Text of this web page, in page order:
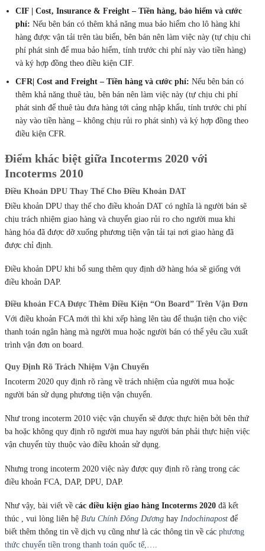
CIF | Cost, Insurance & Freight – Tiền hàng, bảo hiểm và cước
phí: Nếu bên bán có thêm khả năng mua bảo hiểm cho lô hàng khi
hàng được vận tải trên tàu biển, bên bán nên làm việc này (tự chịu chi
phí phát sinh để mua bảo hiểm, tính trước chi phí này vào tiền hàng)
và ký hợp đồng theo điều kiện CIF.
CFR| Cost and Freight – Tiền hàng và cước phí: Nếu bên bán có
thêm khả năng thuê tàu, bên bán nên làm việc này (tự chịu chi phí
phát sinh để thuê tàu đưa hàng tới cảng nhập khẩu, tính trước chi phí
này vào tiền hàng – không chịu rủi ro phát sinh) và ký hợp đồng theo
điều kiện CFR.
Điểm khác biệt giữa Incoterms 2020 với
Incoterms 2010
Điều Khoản DPU Thay Thế Cho Điều Khoản DAT
Điều khoản DPU thay thế cho điều khoản DAT có nghĩa là người bán sẽ
chịu trách nhiệm giao hàng và chuyển giao rủi ro cho người mua khi
hàng hóa đã được dỡ xuống phương tiện vận tải tại nơi giao hàng đã
được chỉ định.
Điều khoản DPU khi bổ sung thêm quy định dỡ hàng hóa sẽ giống với
điều khoản DAP.
Điều khoản FCA Được Thêm Điều Kiện “On Board” Trên Vận Đơn
Với điều khoản FCA mới thì khi xếp hàng lên tàu để thuận tiện cho việc
thanh toán ngân hàng mà người mua hoặc người bán có thể yêu cầu xuất
trình vận đơn on board.
Quy Định Rõ Trách Nhiệm Vận Chuyển
Incoterm 2020 quy định rõ ràng về trách nhiệm của người mua hoặc
người bán sử dụng phương tiện vận chuyển.
Như trong incoterm 2010 việc vận chuyển sẽ được thực hiện bởi bên thứ
ba hoặc không quy định rõ người mua hay người bán phải thực hiện việc
vận chuyển tùy thuộc vào điều khoản sử dụng.
Nhưng trong incoterm 2020 việc này được quy định rõ ràng trong các
điều khoản FCA, DAP, DPU, DAP.
Như vậy, bài viết về các điều kiện giao hàng Incoterms 2020 đã kết
thúc , vui lòng liên hệ Bưu Chính Đông Dương hay Indochinapost để
biết thêm thông tin về dịch vụ cũng như là các thông tin về các phương
thức chuyển tiền trong thanh toán quốc tế,….